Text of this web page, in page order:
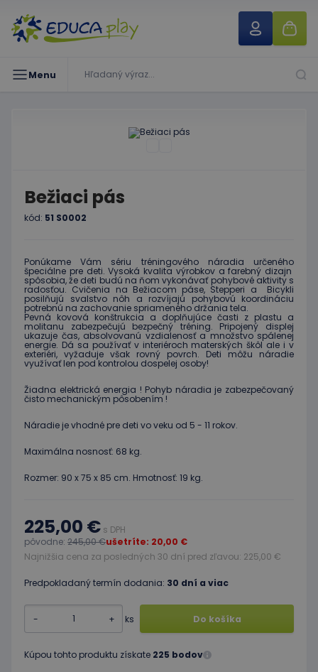
Menu
Bežiaci pás
kód: 51 S0002
Ponúkame Vám sériu tréningového náradia určeného
špeciálne pre deti. Vysoká kvalita výrobkov a farebný dizajn
spôsobia, že deti budú na ňom vykonávať pohybové aktivity s
radosťou. Cvičenia na Bežiacom páse, Stepperi a Bicykli
posilňujú svalstvo nôh a rozvíjajú pohybovú koordináciu
potrebnú na zachovanie spriameného držania tela.
Pevná kovová konštrukcia a doplňujúce časti z plastu a
molitanu zabezpečujú bezpečný tréning. Pripojený displej
ukazuje čas, absolvovanú vzdialenosť a množstvo spálenej
energie. Dá sa používať v interiéroch materských škôl ale i v
exteriéri, vyžaduje však rovný povrch. Deti môžu náradie
využívať len pod kontrolou dospelej osoby!
Žiadna elektrická energia ! Pohyb náradia je zabezpečovaný
čisto mechanickým pôsobením !
Náradie je vhodné pre deti vo veku od 5 - 11 rokov.
Maximálna nosnosť: 68 kg.
Rozmer: 90 x 75 x 85 cm. Hmotnosť: 19 kg.
225,00 € s DPH
pôvodne: 245,00 €ušetríte: 20,00 €
Najnižšia cena za posledných 30 dní pred zľavou: 225,00 €
Predpokladaný termín dodania: 30 dní a viac
- + ks Do košíka
Kúpou tohto produktu získate 225 bodov